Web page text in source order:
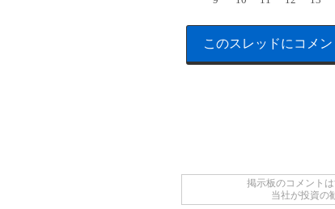
このスレッドにコメン
掲示板のコメント
当社が投資の